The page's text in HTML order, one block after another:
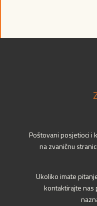
Poštovani posjetioci i
na zvaničnu
Ukoliko imate
kontaktirajte nas